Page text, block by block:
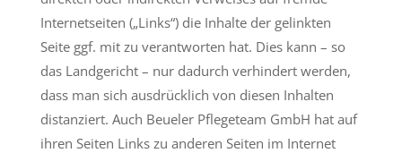
Internetseiten („Links“) die Inhalte der gelinkten
Seite ggf. mit zu verantworten hat. Dies kann – so
das Landgericht – nur dadurch verhindert werden,
dass man sich ausdrücklich von diesen Inhalten
distanziert. Auch Beueler Pflegeteam GmbH hat auf
ihren Seiten Links zu anderen Seiten im Internet